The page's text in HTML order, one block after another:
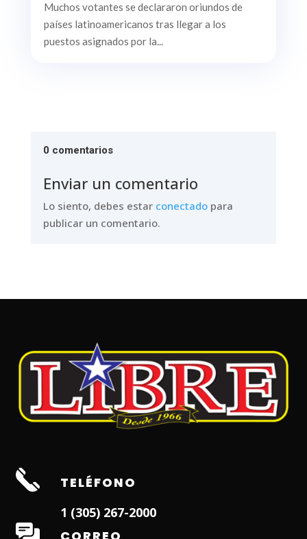
Muchos votantes se declararon oriundos de
países latinoamericanos tras llegar a los
puestos asignados por la...
0 comentarios
Enviar un comentario
Lo siento, debes estar conectadopara
publicar un comentario.
TELÉFONO
1 (305) 267-2000